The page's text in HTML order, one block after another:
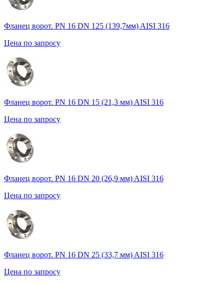
Фланец ворот. PN 16 DN 125 (139,7мм) AISI 316
Цена по запросу
Фланец ворот. PN 16 DN 15 (21,3 мм) AISI 316
Цена по запросу
Фланец ворот. PN 16 DN 20 (26,9 мм) AISI 316
Цена по запросу
Фланец ворот. PN 16 DN 25 (33,7 мм) AISI 316
Цена по запросу